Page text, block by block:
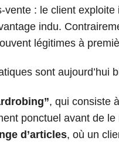
vente : le client
indu.
légitimes à
sont aujourd’hui
, qui consiste
ponctuel avant de le
d’articles, où un